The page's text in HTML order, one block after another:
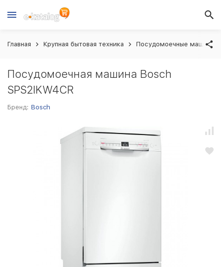
Главная Крупная бытовая техника Посудомоечные машины
Посудомоечная машина Bosch
SPS2IKW4CR
Бренд: Bosch